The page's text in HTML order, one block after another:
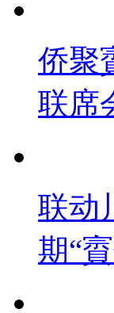
侨聚
联席
联动
期“